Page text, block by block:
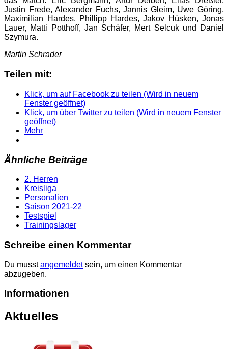
Justin Frede, Alexander Fuchs, Jannis Gleim, Uwe Göring,
Maximilian Hardes, Phillipp Hardes, Jakov Hüsken, Jonas
Lauer, Matti Potthoff, Jan Schäfer, Mert Selcuk und Daniel
Szymura.
Martin Schrader
Teilen mit:
Klick, um auf Facebook zu teilen (Wird in neuem
Fenster geöffnet)
Klick, um über Twitter zu teilen (Wird in neuem Fenster
geöffnet)
Mehr
Ähnliche Beiträge
2. Herren
Kreisliga
Personalien
Saison 2021-22
Testspiel
Trainingslager
Schreibe einen Kommentar
Du musstangemeldetsein, um einen Kommentar
abzugeben.
Informationen
Aktuelles